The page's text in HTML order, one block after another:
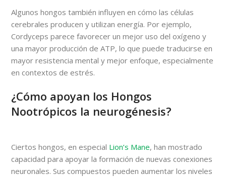
Algunos hongos también influyen en cómo las células
cerebrales producen y utilizan energía. Por ejemplo,
Cordyceps parece favorecer un mejor uso del oxígeno y
una mayor producción de ATP, lo que puede traducirse en
mayor resistencia mental y mejor enfoque, especialmente
en contextos de estrés.
¿Cómo apoyan los Hongos
Nootrópicos la neurogénesis?
Ciertos hongos, en especial Lion’s Mane, han mostrado
capacidad para apoyar la formación de nuevas conexiones
neuronales. Sus compuestos pueden aumentar los niveles